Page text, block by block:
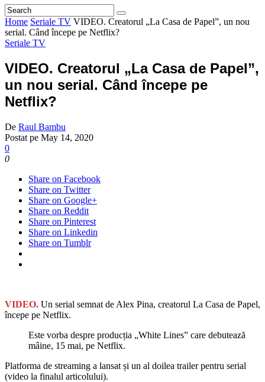
Home Seriale TV VIDEO. Creatorul „La Casa de Papel”, un nou
serial. Când începe pe Netflix?
Seriale TV
VIDEO. Creatorul „La Casa de Papel”,
un nou serial. Când începe pe
Netflix?
De Raul Bambu
Postat pe May 14, 2020
0
0
Share on Facebook
Share on Twitter
Share on Google+
Share on Reddit
Share on Pinterest
Share on Linkedin
Share on Tumblr
VIDEO. Un serial semnat de Alex Pina, creatorul La Casa de Papel,
începe pe Netflix.
Este vorba despre producția „White Lines” care debutează
mâine, 15 mai, pe Netflix.
Platforma de streaming a lansat și un al doilea trailer pentru serial
(video la finalul articolului).